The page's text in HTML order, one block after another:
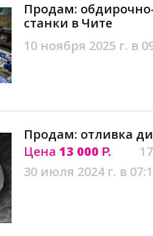
Продам:
станки в Чите
10 ноября 2025 г. в
Продам: отливка
Цена 13 000 Р.
30 июля 2024 г. в